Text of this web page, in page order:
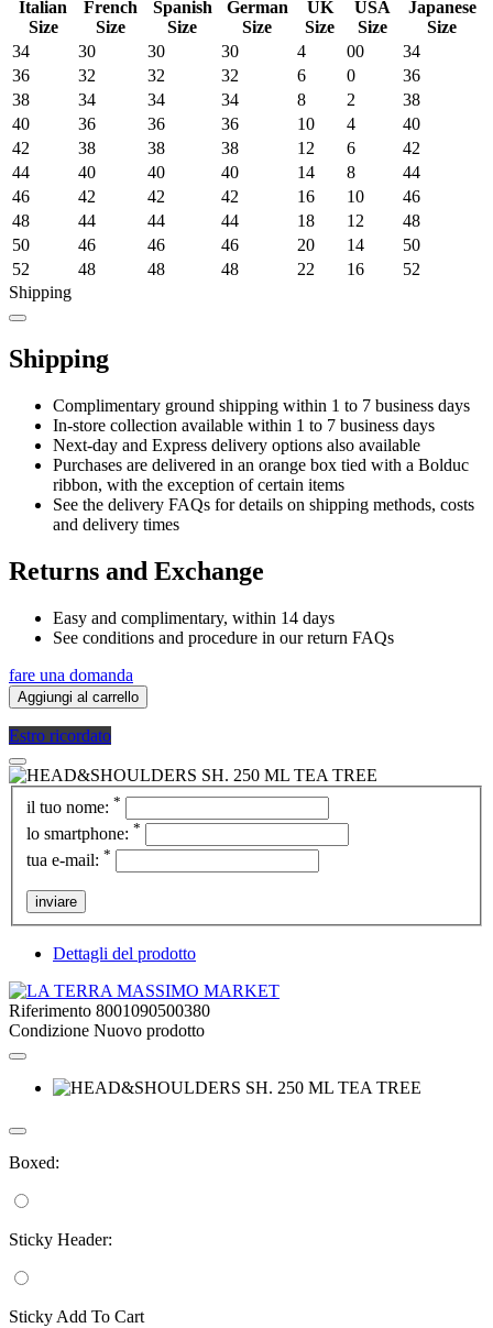
Italian
Size
French
Size
Spanish
Size
German
Size
UK
Size
USA
Size
Japanese
Size
34
30 30 30 4 00
34
36
32 32 32 6 0
36
38
34 34 34 8 2
38
40
36 36 36 10 4
40
42
38 38 38 12 6
42
44
40 40 40 14 8
44
46
42 42 42 16 10
46
48
44 44 44 18 12
48
50
46 46 46 20 14
50
52
48 48 48 22 16
52
Shipping
Shipping
Complimentary ground shipping within 1 to 7 business days
In-store collection available within 1 to 7 business days
Next-day and Express delivery options also available
Purchases are delivered in an orange box tied with a Bolduc
ribbon, with the exception of certain items
See the delivery FAQs for details on shipping methods, costs
and delivery times
Returns and Exchange
Easy and complimentary, within 14 days
See conditions and procedure in our return FAQs
fare una domanda
Aggiungi al carrello
Estro ricordato
il tuo nome: *
lo smartphone: *
tua e-mail: *
inviare
Dettagli del prodotto
Riferimento 8001090500380
Condizione Nuovo prodotto
Boxed:
Sticky Header:
Sticky Add To Cart